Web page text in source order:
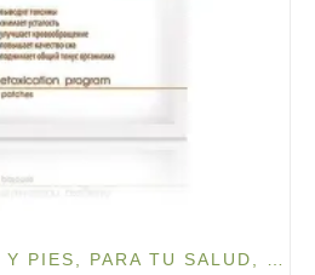
Y PIES PARA TU SALUD